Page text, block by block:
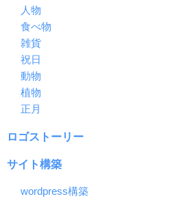
人物
食べ物
雑貨
祝日
動物
植物
正月
ロゴストーリー
サイト構築
wordpress構築